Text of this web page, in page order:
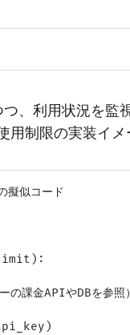
、利用状況を監
制限の実装イメ
似コード
の課金APIやDBを参照）